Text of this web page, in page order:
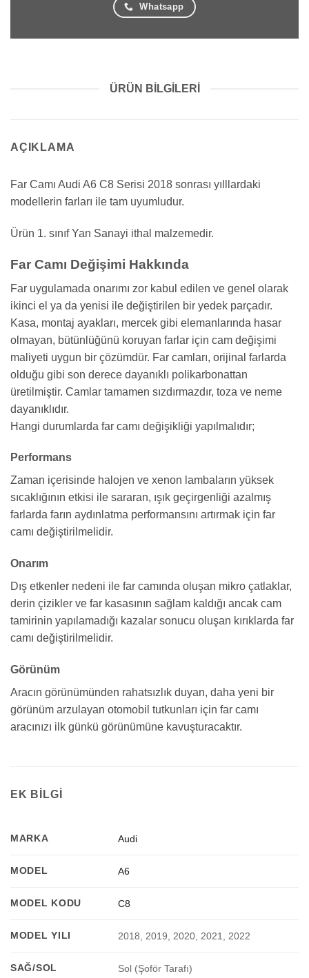
Whatsapp
ÜRÜN BILGILERI
AÇIKLAMA
Far Camı Audi A6 C8 Serisi 2018 sonrası yılllardaki
modellerin farları ile tam uyumludur.
Ürün 1. sınıf Yan Sanayi ithal malzemedir.
Far Camı Değişimi Hakkında
Far uygulamada onarımı zor kabul edilen ve genel olarak
ikinci el ya da yenisi ile değiştirilen bir yedek parçadır.
Kasa, montaj ayakları, mercek gibi elemanlarında hasar
olmayan, bütünlüğünü koruyan farlar için cam değişimi
maliyeti uygun bir çözümdür. Far camları, orijinal farlarda
olduğu gibi son derece dayanıklı polikarbonattan
üretilmiştir. Camlar tamamen sızdırmazdır, toza ve neme
dayanıklıdır.
Hangi durumlarda far camı değişikliği yapılmalıdır;
Performans
Zaman içerisinde halojen ve xenon lambaların yüksek
sıcaklığının etkisi ile sararan, ışık geçirgenliği azalmış
farlarda farın aydınlatma performansını artırmak için far
camı değiştirilmelidir.
Onarım
Dış etkenler nedeni ile far camında oluşan mikro çatlaklar,
derin çizikler ve far kasasının sağlam kaldığı ancak cam
tamirinin yapılamadığı kazalar sonucu oluşan kırıklarda far
camı değiştirilmelidir.
Görünüm
Aracın görünümünden rahatsızlık duyan, daha yeni bir
görünüm arzulayan otomobil tutkunları için far camı
aracınızı ilk günkü görünümüne kavuşturacaktır.
EK BILGI
MARKA Audi
MODEL A6
MODEL KODU C8
MODEL YILI 2018, 2019, 2020, 2021, 2022
SAĞ/SOL Sol (Şoför Tarafı)